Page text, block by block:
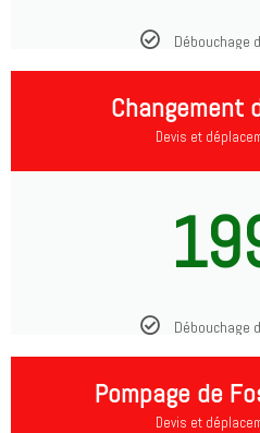
Débouchage
Changement
Devis et
Débouchage
Pompage de
Devis et